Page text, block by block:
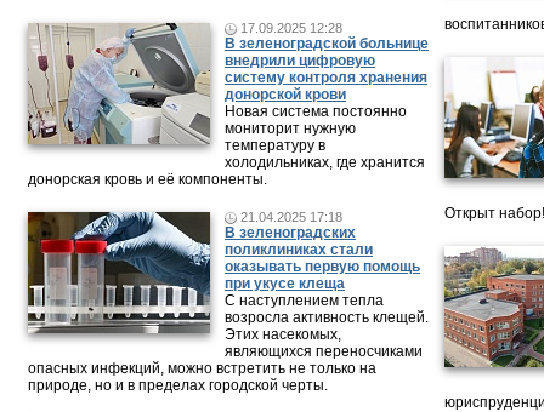
17.09.2025 12:28
В зеленоградской больнице
внедрили цифровую
систему контроля хранения
донорской крови
Новая система постоянно
мониторит нужную
температуру в
холодильниках, где хранится
донорская кровь и её компоненты.
21.04.2025 17:18
В зеленоградских
поликлиниках стали
оказывать первую помощь
при укусе клеща
С наступлением тепла
возросла активность клещей.
Этих насекомых,
являющихся переносчиками
опасных инфекций, можно встретить не только на
природе, но и в пределах городской черты.
Открыт набор!